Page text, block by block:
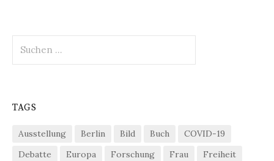
nach:
TAGS
Ausstellung Berlin Bild Buch
COVID-19
Debatte
Europa Forschung Frau
Freiheit